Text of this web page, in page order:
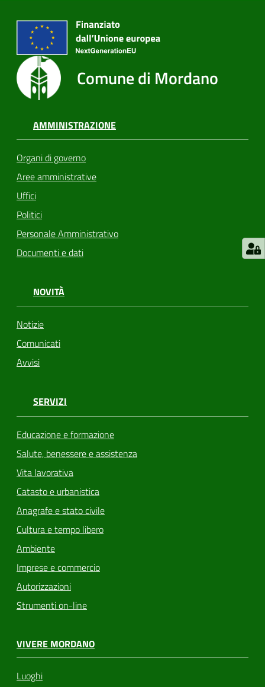
Tutti
gli
argomenti
Seguici
su
Comune di Mordano
AMMINISTRAZIONE
Organi di governo
Aree amministrative
Uffici
Politici
Personale Amministrativo
Documenti e dati
NOVITÀ
Notizie
Comunicati
Avvisi
SERVIZI
Educazione e formazione
Salute, benessere e assistenza
Vita lavorativa
Catasto e urbanistica
Anagrafe e stato civile
Cultura e tempo libero
Ambiente
Imprese e commercio
Autorizzazioni
Strumenti on-line
VIVERE MORDANO
Luoghi